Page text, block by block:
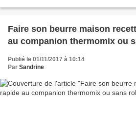
Faire son beurre maison
au companion thermomix ou
Publié le 01/11/2017 à 10:14
Par Sandrine